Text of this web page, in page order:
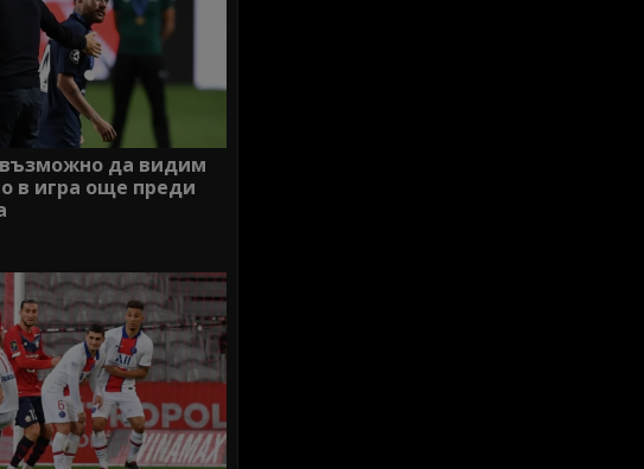
да видим
в игра още преди